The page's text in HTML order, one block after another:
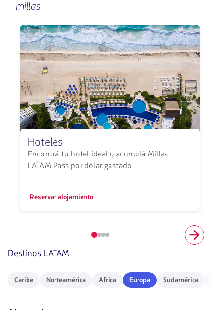
navegar
millas
Hoteles
Encontrá tu hotel ideal y acumulá Millas
LATAM Pass por dólar gastado
Reservar alojamiento
Elemento
Destinos LATAM
Caribe
Caribe Norteamérica
Norteamérica Africa
Africa Europa
Europa Sudamérica
Sudamérica